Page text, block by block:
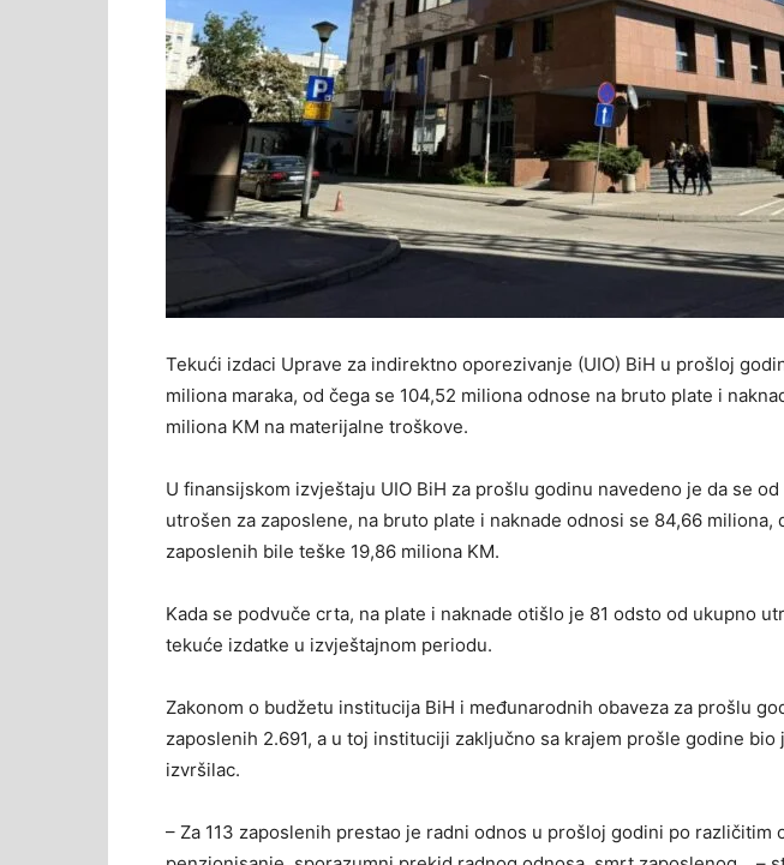
Tekući izdaci Uprave za indirektno oporezivanje (UIO) BiH u prošloj
miliona maraka, od čega se 104,52 miliona odnose na bruto plate i
miliona KM na materijalne troškove.
U finansijskom izvještaju UIO BiH za prošlu godinu navedeno je da se
utrošen za zaposlene, na bruto plate i naknade odnosi se 84,66 miliona,
zaposlenih bile teške 19,86 miliona KM.
Kada se podvuče crta, na plate i naknade otišlo je 81 odsto od ukupno
tekuće izdatke u izvještajnom periodu.
Zakonom o budžetu institucija BiH i međunarodnih obaveza za prošlu
zaposlenih 2.691, a u toj instituciji zaključno sa krajem prošle godine bio
izvršilac.
– Za 113 zaposlenih prestao je radni odnos u prošloj godini po različitim